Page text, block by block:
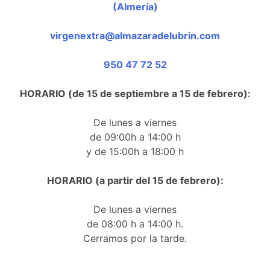
(Almería)
virgenextra@almazaradelubrin.com
950 47 72 52
HORARIO (de 15 de septiembre a 15 de febrero):
De lunes a viernes
de 09:00h a 14:00 h
y de 15:00h a 18:00 h
HORARIO (a partir del 15 de febrero):
De lunes a viernes
de 08:00 h a 14:00 h.
Cerramos por la tarde.